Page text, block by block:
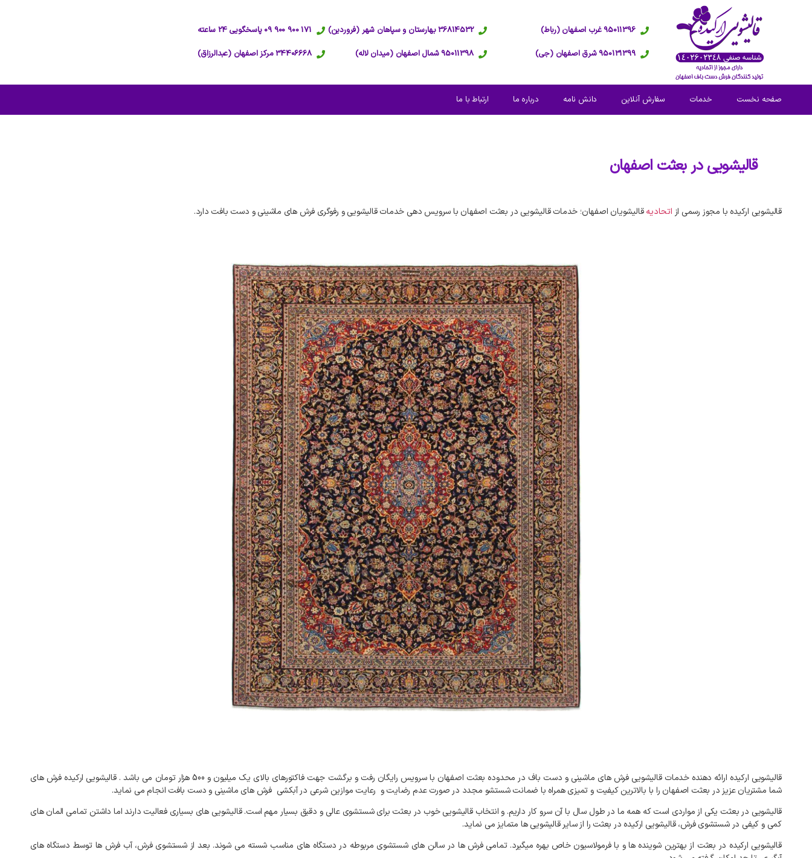
95011396 غرب اصفهان (رباط)
950131399 شرق اصفهان (جی)
36814532 بهارستان و سپاهان شهر (فروردین)
95011398 شمال اصفهان (میدان لاله)
171 900 900 09 پاسخگویی 24 ساعته
34406668 مرکز اصفهان (عبدالرزاق)
صفحه نخست خدمات سفارش آنلاین دانش نامه درباره ما ارتباط با ما
قالیشویی دربعثت اصفهان
قالیشویی ارکیده با مجوز رسمی از اتحادیهقالیشویان اصفهان؛ خدمات قالیشویی در بعثت اصفهان با سرویس دهی خدمات قالیشویی و رفوگری فرش های ماشینی و دست بافت دارد.
قالیشویی ارکیده ارائه دهنده خدمات قالیشویی فرش های ماشینی و دست باف در محدوده بعثت اصفهان با سرویس رایگان رفت و برگشت جهت فاکتورهای بالای یک میلیون و 500 هزار تومان می باشد.قالیشویی ارکیده فرش های
شما مشتریان عزیز در بعثت اصفهان را با بالاترین کیفیت و تمیزی همراه با ضمانت شستشو مجدد در صورت عدم رضایت و رعایت موازین شرعی در آبکشی فرش های ماشینی و دست بافت انجام می نماید.
قالیشویی در بعثت یکی از مواردی است که همه ما در طول سال باآن سرو کار داریم. و انتخاب قالیشویی خوب در بعثت برای شستشوی عالی و دقیق بسیار مهم است.قالیشویی های بسیاری فعالیت دارند اما داشتن تمامی المان های
کمی و کیفی در شستشوی فرش، قالیشویی ارکیده در بعثت را از سایر قالیشویی ها متمایز می نماید.
قالیشویی ارکیده در بعثت از بهترین شوینده ها و با فرمولاسیون خاص بهره میگیرد.تمامی فرش ها در سالن های شستشوی مربوطه در دستگاه های مناسب شسته می شوند. بعد از شستشوی فرش، آب فرش ها توسط دستگاه های